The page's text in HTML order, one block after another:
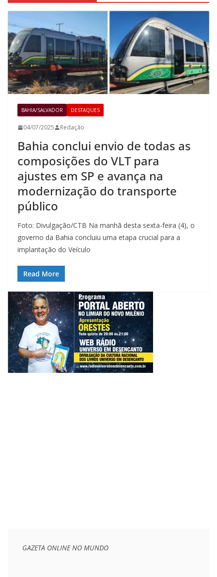
BAHIA/SALVADOR DESTAQUES
04/07/2025 Redação
Bahia conclui envio de todas as
composições do VLT para
ajustes em SP e avança na
modernização do transporte
público
Foto: Divulgação/CTB Na manhã desta sexta-feira (4), o
governo da Bahia concluiu uma etapa crucial para a
implantação do Veículo
Read More
GAZETA ONLINE NO MUNDO